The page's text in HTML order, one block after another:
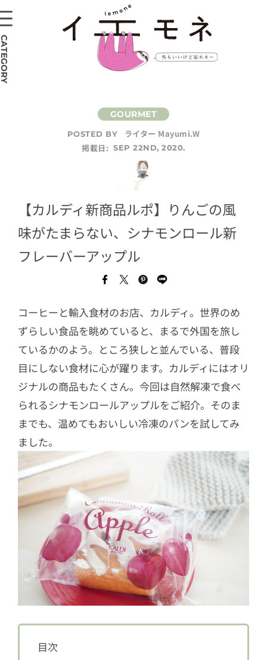
POSTED BY
ライター Mayumi.W
掲載日: SEP 22ND, 2020.
【カルディ新商品ルポ】りんごの風
味がたまらない、シナモンロール新
フレーバーアップル
コーヒーと輸入食材のお店、カルディ。世界のめ
ずらしい食品を眺めていると、まるで外国を旅し
ているかのよう。ところ狭しと並んでいる、普段
目にしない食材に心が躍ります。カルディにはオリ
ジナルの商品もたくさん。今回は自然解凍で食べ
られるシナモンロールアップルをご紹介。そのま
までも、温めてもおいしい冷凍のパンを試してみ
ました。
目次